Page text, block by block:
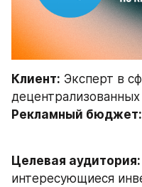
Клиент: Эксперт в
децентрализованных
Рекламный бюджет:
Целевая аудитория:
интересующиеся